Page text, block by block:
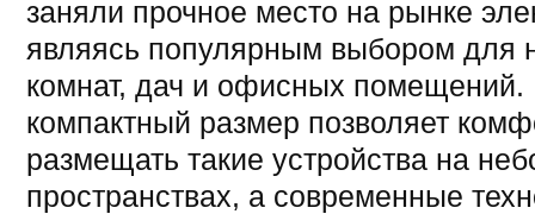
заняли прочное место на рынке
являясь популярным выбором для
комнат, дач и офисных помещений.
компактный размер позволяет
размещать такие устройства на
пространствах, а современные